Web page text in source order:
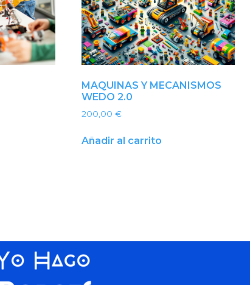
MAQUINAS Y MECANISMOS
WEDO 2.0
200,00€
Añadir al carrito